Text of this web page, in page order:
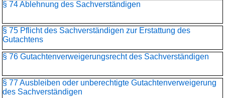
§ 74 Ablehnung des Sachverständigen
§ 75 Pflicht des Sachverständigen zur Erstattung des
Gutachtens
§ 76 Gutachtenverweigerungsrecht des Sachverständigen
§ 77 Ausbleiben oder unberechtigte Gutachtenverweigerung
des Sachverständigen